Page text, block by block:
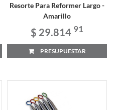
Resorte Para Reformer Largo -
Amarillo
$ 29.814 91
PRESUPUESTAR